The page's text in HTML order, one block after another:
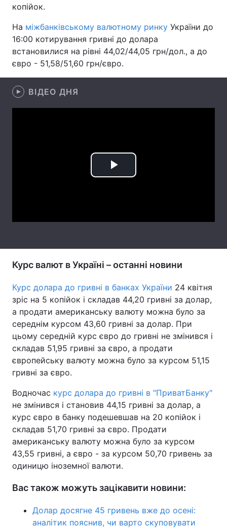
Цікавинки Погода
Екологія Регіони
Вакансії
копійок.
На міжбанківському валютному ринку України до
16:00 котирування гривні до долара
встановилися на рівні 44,02/44,05 грн/дол., а до
євро - 51,58/51,60 грн/євро.
ВІДЕО ДНЯ
Play
Курс валют в Україні – останні новини
Курс долара до гривні в банках України 24 квітня
зріс на 5 копійок і складав 44,20 гривні за долар,
а продати американську валюту можна було за
середнім курсом 43,60 гривні за долар. При
цьому середній курс євро до гривні не змінився і
складав 51,95 гривні за євро, а продати
європейську валюту можна було за курсом 51,15
гривні за євро.
Водночас курс долара до гривні в "ПриватБанку"
не змінився і становив 44,15 гривні за долар, а
курс євро в банку подешевшав на 20 копійок і
складав 51,70 гривні за євро. Продати
американську валюту можна було за курсом
43,55 гривні, а євро - за курсом 50,70 гривень за
одиницю іноземної валюти.
Вас також можуть зацікавити новини:
Долар досягне 45 гривень вже до осені:
аналітик пояснив, чи варто скуповувати